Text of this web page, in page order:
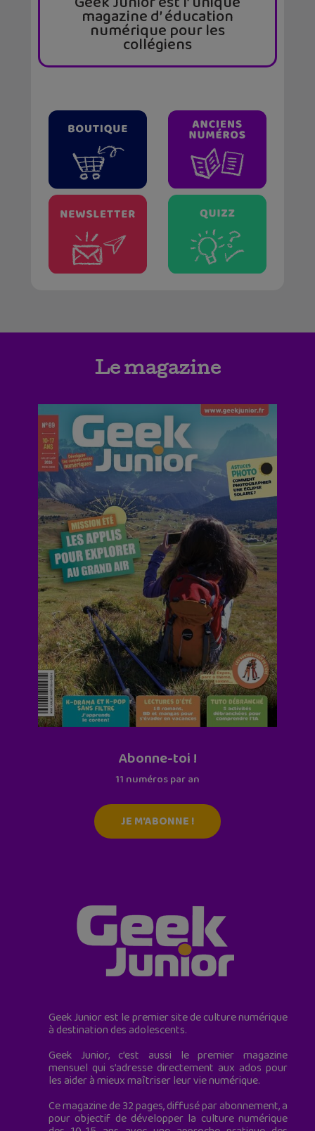
magazine d’ éducation
numérique pour les
collégiens
Le magazine
Abonne-toi !
11 numéros par an
JE M'ABONNE !
Geek Junior est le premier site de culture numérique
à destination des adolescents.
Geek Junior, c’est aussi le premier magazine
mensuel qui s’adresse directement aux ados pour
les aider à mieux maîtriser leur vie numérique.
Ce magazine de 32 pages, diffusé par abonnement, a
pour objectif de développer la culture numérique